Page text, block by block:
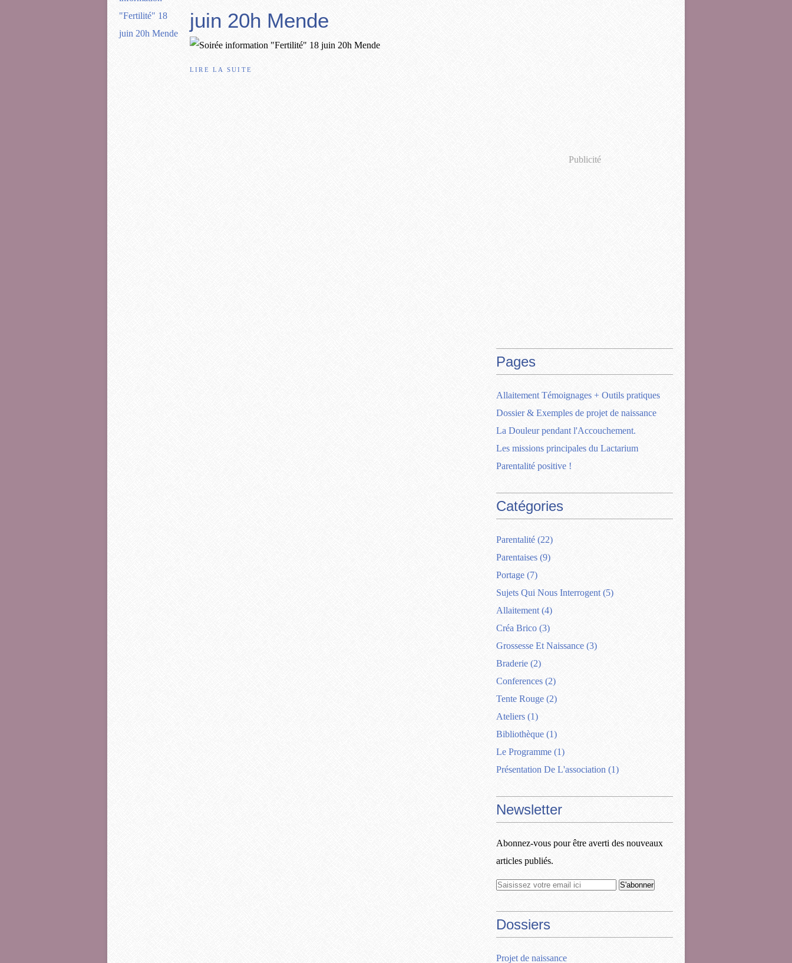
juin 20h Mende
LIRE LA SUITE
Publicité
Pages
Allaitement Témoignages + Outils pratiques
Dossier & Exemples de projet de naissance
La Douleur pendant l'Accouchement.
Les missions principales du Lactarium
Parentalité positive !
Catégories
Parentalité (22)
Parentaises (9)
Portage (7)
Sujets Qui Nous Interrogent (5)
Allaitement (4)
Créa Brico (3)
Grossesse Et Naissance (3)
Braderie (2)
Conferences (2)
Tente Rouge (2)
Ateliers (1)
Bibliothèque (1)
Le Programme (1)
Présentation De L'association (1)
Newsletter
Abonnez-vous pour être averti des nouveaux
articles publiés.
Dossiers
Projet de naissance